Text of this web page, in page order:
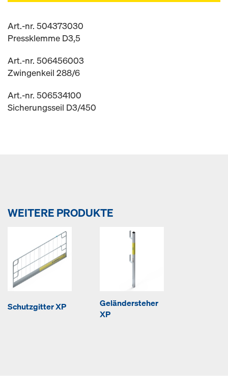
Art.-nr. 504373030
Pressklemme D3,5
Art.-nr. 506456003
Zwingenkeil 288/6
Art.-nr. 506534100
Sicherungsseil D3/450
WEITERE PRODUKTE
Schutzgitter XP
Geländersteher
XP